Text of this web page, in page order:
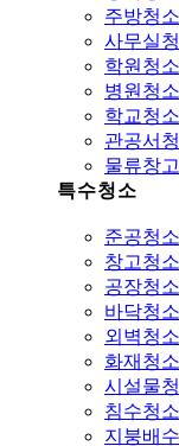
주방청소
사무실
학원청소
병원청소
학교청소
관공서
물류창
특수청소
준공청소
창고청소
공장청소
바닥청소
외벽청소
화재청소
시설물
침수청소
지붕배